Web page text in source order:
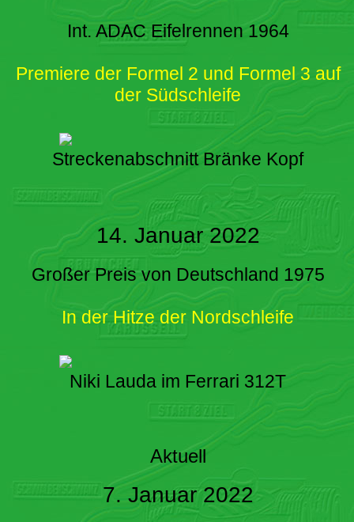
Int. ADAC Eifelrennen 1964
Premiere der Formel 2 und Formel 3 auf
der Südschleife
Streckenabschnitt Bränke Kopf
14. Januar 2022
Großer Preis von Deutschland 1975
In der Hitze der Nordschleife
Niki Lauda im Ferrari 312T
Aktuell
7. Januar 2022